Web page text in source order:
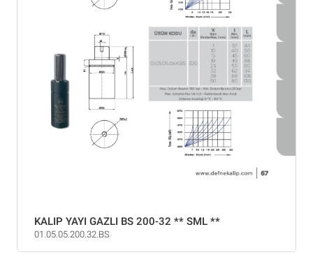
KALIP YAYI GAZLI BS 200-32 ** SML **
01.05.05.200.32.BS